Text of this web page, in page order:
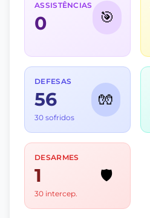
ASSISTÊNCIAS
0 🎯
DEFESAS
56
30 sofridos
🧤
DESARMES
1
30 intercep.
🛡️